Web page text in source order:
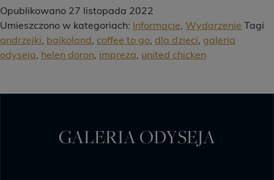
Opublikowano 27 listopada 2022
Umieszczono w kategoriach:
Informacje, Wydarzenie
Tagi
andrzejki, bajkoland , coffee to go, dla dzieci, galeria
odyseja, helen doron, impreza, united chicken
GALERIA ODYSEJA